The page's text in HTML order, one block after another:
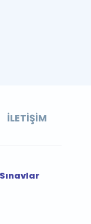
İLETIŞIM